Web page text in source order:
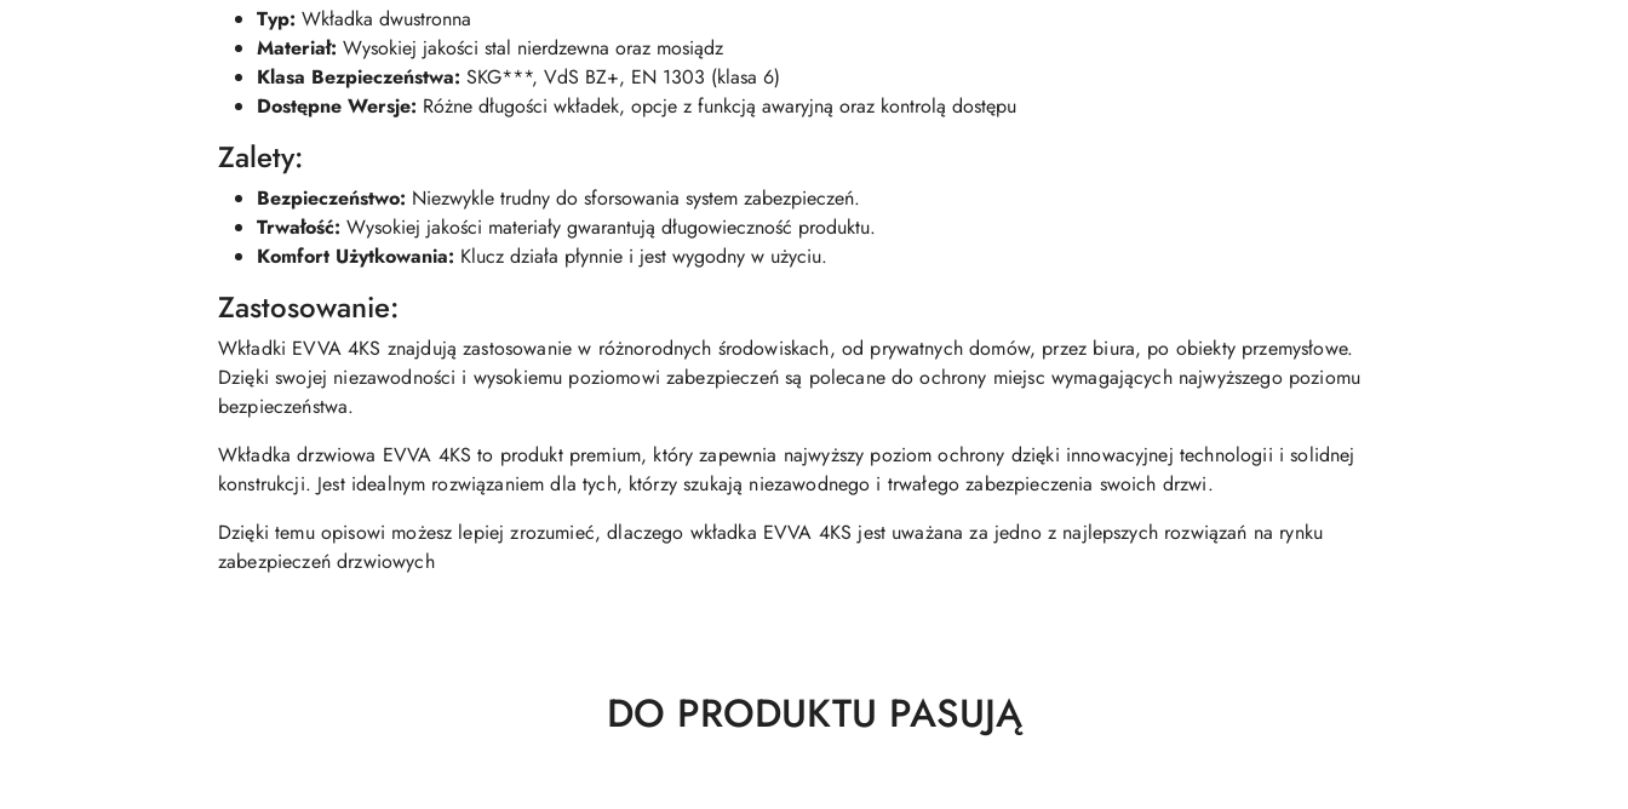
Typ: Wkładka dwustronna
Materiał: Wysokiej jakości stal nierdzewna oraz mosiądz
Klasa Bezpieczeństwa: SKG***, VdS BZ+, EN 1303 (klasa 6)
Dostępne Wersje: Różne długości wkładek, opcje z funkcją awaryjną oraz kontrolą dostępu
Zalety:
Bezpieczeństwo: Niezwykle trudny do sforsowania system zabezpieczeń.
Trwałość: Wysokiej jakości materiały gwarantują długowieczność produktu.
Komfort Użytkowania: Klucz działa płynnie i jest wygodny w użyciu.
Zastosowanie:
Wkładki EVVA 4KS znajdują zastosowanie w różnorodnych środowiskach, od prywatnych domów, przez biura, po obiekty przemysłowe.
Dzięki swojej niezawodności i wysokiemu poziomowi zabezpieczeń są polecane do ochrony miejsc wymagających najwyższego poziomu
bezpieczeństwa.
Wkładka drzwiowa EVVA 4KS to produkt premium, który zapewnia najwyższy poziom ochrony dzięki innowacyjnej technologii i solidnej
konstrukcji. Jest idealnym rozwiązaniem dla tych, którzy szukają niezawodnego i trwałego zabezpieczenia swoich drzwi.
Dzięki temu opisowi możesz lepiej zrozumieć, dlaczego wkładka EVVA 4KS jest uważana za jedno z najlepszych rozwiązań na rynku
zabezpieczeń drzwiowych
Produkty
DO PRODUKTU PASUJĄ